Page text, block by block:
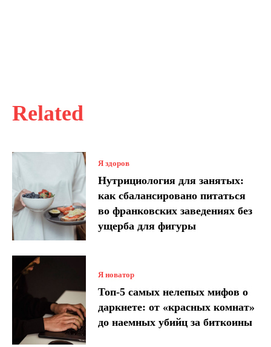
Related
Я здоров
Нутрициология для занятых:
как сбалансировано питаться
во франковских заведениях без
ущерба для фигуры
Я новатор
Топ-5 самых нелепых мифов о
даркнете: от «красных комнат»
до наемных убийц за биткоины